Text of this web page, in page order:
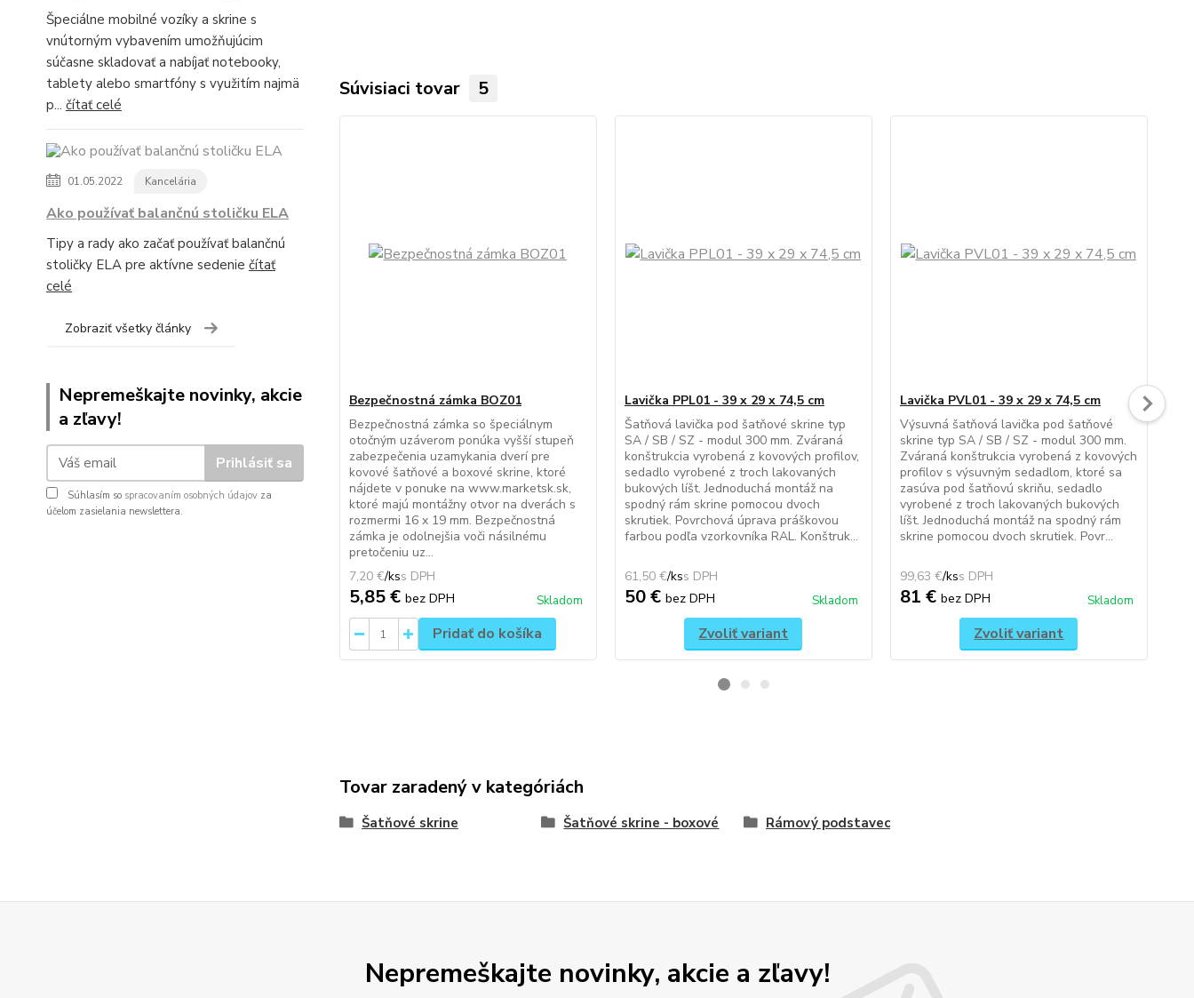
Špeciálne mobilné vozíky a skrine s
vnútorným vybavením umožňujúcim
súčasne skladovať a nabíjať notebooky,
tablety alebo smartfóny s využitím najmä
p... čítať celé
01.05.2022 Kancelária
Ako používať balančnú stoličku ELA
Tipy a rady ako začať používať balančnú
stoličky ELA pre aktívne sedenie čítať
celé
Zobraziť všetky články
Nepremeškajte novinky, akcie
a zľavy!
Prihlásiť sa
Súhlasím so spracovaním osobných údajov za
účelom zasielania newslettera.
Súvisiaci tovar 5
Bezpečnostná zámka BOZ01
Bezpečnostná zámka so špeciálnym
otočným uzáverom ponúka vyšší stupeň
zabezpečenia uzamykania dverí pre
kovové šatňové a boxové skrine, ktoré
nájdete v ponuke na www.marketsk.sk,
ktoré majú montážny otvor na dverách s
rozmermi 16 x 19 mm. Bezpečnostná
zámka je odolnejšia voči násilnému
pretočeniu uz...
7,20 €/ks
5,85 € bez DPH Skladom
Pridať do košíka
Lavička PPL01 - 39 x 29 x 74,5 cm
Šatňová lavička pod šatňové skrine typ
SA / SB / SZ - modul 300 mm. Zváraná
konštrukcia vyrobená z kovových profilov,
sedadlo vyrobené z troch lakovaných
bukových líšt. Jednoduchá montáž na
spodný rám skrine pomocou dvoch
skrutiek. Povrchová úprava práškovou
farbou podľa vzorkovníka RAL. Konštruk...
61,50 €/ks
50 € bez DPH Skladom
Zvoliť variant
Lavička PVL01 - 39 x 29 x 74,5 cm
Výsuvná šatňová lavička pod šatňové
skrine typ SA / SB / SZ - modul 300 mm.
Zváraná konštrukcia vyrobená z kovových
profilov s výsuvným sedadlom, ktoré sa
zasúva pod šatňovú skriňu, sedadlo
vyrobené z troch lakovaných bukových
líšt. Jednoduchá montáž na spodný rám
skrine pomocou dvoch skrutiek. Povr...
99,63 €/ks
81 € bez DPH Skladom
Zvoliť variant
Tovar zaradený v kategóriách
Šatňové skrine Šatňové skrine - boxové Rámový podstavec
Nepremeškajte novinky, akcie a zľavy!